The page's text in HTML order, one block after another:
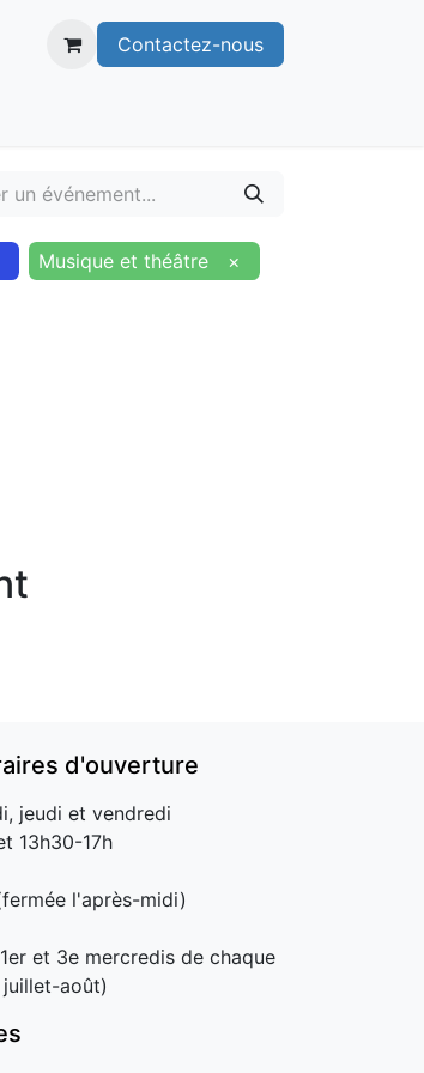
Contactez-nous
Musique et théâtre ×
d'ouverture
jeudi et vendredi
13h30-17h
l'après-midi)
et 3e mercredis de chaque
août)